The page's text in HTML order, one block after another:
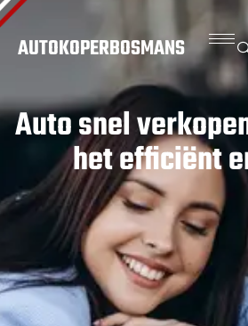
AUTOKOPERBOSMANS
Auto snel
het efficiënt